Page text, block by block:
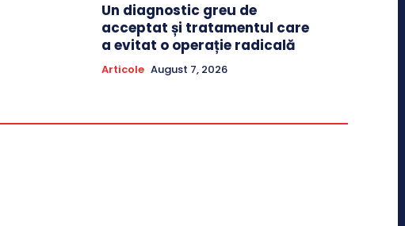
Un diagnostic greu de
acceptat și tratamentul care
a evitat o operație radicală
Articole August 7, 2026